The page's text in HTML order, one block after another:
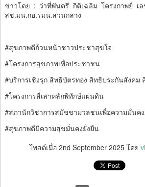
ข่าวโดย : ว่าที่พันตรี กิติเฉลิม โครงกาพย์ เล
สช.มน.กอ.รมน.ส่วนกลาง
#สุขภาพดีถ้วนหน้าชาวประชาสุขใจ
#โครงการสุขภาพเพื่อประชาชน
#บริการเชิงรุก สิทธิบัตรทอง สิทธิประกันสังคม
#โครงการสี่เสาหลักพิทักษ์แผ่นดิน
#สภานักวิชาการสมัชชามวลชนเพื่อความมั่นค
#สุขภาพดีมีความสุขมั่นคงยั่งยืน
โพสต์เมื่อ 2nd September 2025โดย